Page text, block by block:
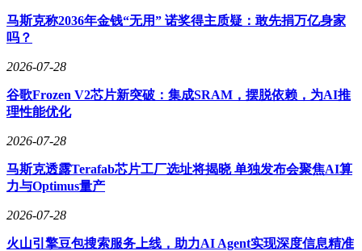
Open X-Embodiment项目联合全球34家机构，开源了跨机器人
形态的数据集，证明了技能迁移的可能性。Ted坦言，RT-2的
思路本可更早实施，但团队在RT-1阶段花费了大量精力搭建模
块，而非直接利用现有模型。这一经验促使他们在后续研究中
规模化时代以Gemini Robotics为标志，参数、数据和本体复杂
量显著提升。Gemini Robotics ER通过增强具身推理能力，解
决了物理常识和空间推理问题。Gemini Robotics 1.5则引入推
理阶段“思考”过程，将长时域任务分解为短时域指令。
动作迁移能力成为另一亮点：同一神经网络可将运动经验零样
究呈现多维度并行爆发的态势：模型性能、评估体系、数据采
马斯克称2036年金钱“无用” 诺奖得主质疑：敢先捐万亿身家
吗？
2026-07-28
谷歌Frozen V2芯片新突破：集成SRAM，摆脱依赖，为AI推
理性能优化
2026-07-28
马斯克透露Terafab芯片工厂选址将揭晓 单独发布会聚焦AI算
力与Optimus量产
2026-07-28
火山引擎豆包搜索服务上线，助力AI Agent实现深度信息精准